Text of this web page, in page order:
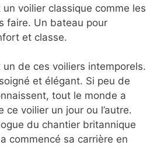
voilier classique comme les
faire. Un bateau pour
et classe.
de ces voiliers intemporels.
et élégant. Si peu de
tout le monde a
ce voilier un jour ou l’autre.
du chantier britannique
commencé sa carrière en